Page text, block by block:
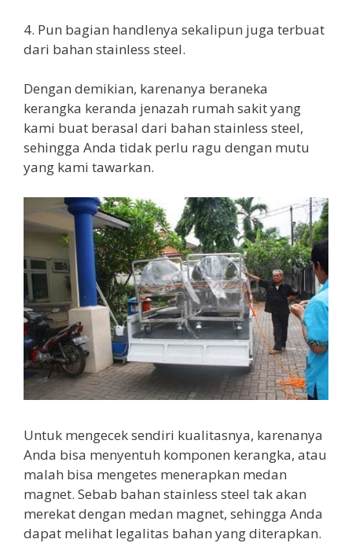
4. Pun bagian handlenya sekalipun juga terbuat
dari bahan stainless steel.
Dengan demikian, karenanya beraneka
kerangka keranda jenazah rumah sakit yang
kami buat berasal dari bahan stainless steel,
sehingga Anda tidak perlu ragu dengan mutu
yang kami tawarkan.
Untuk mengecek sendiri kualitasnya, karenanya
Anda bisa menyentuh komponen kerangka, atau
malah bisa mengetes menerapkan medan
magnet. Sebab bahan stainless steel tak akan
merekat dengan medan magnet, sehingga Anda
dapat melihat legalitas bahan yang diterapkan.